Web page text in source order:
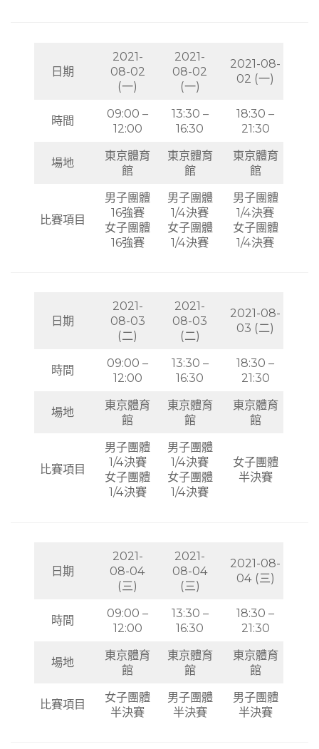
日期
2021-
08-02
(一)
2021-
08-02
(一)
2021-08-
02 (一)
時間
09:00 –
12:00
13:30 –
16:30
18:30 –
21:30
場地
東京體育
館
東京體育
館
東京體育
館
比賽項目
男子團體
16強賽
女子團體
16強賽
男子團體
1/4決賽
女子團體
1/4決賽
男子團體
1/4決賽
女子團體
1/4決賽
日期
2021-
08-03
(二)
2021-
08-03
(二)
2021-08-
03 (二)
時間
09:00 –
12:00
13:30 –
16:30
18:30 –
21:30
場地
東京體育
館
東京體育
館
東京體育
館
比賽項目
男子團體
1/4決賽
女子團體
1/4決賽
男子團體
1/4決賽
女子團體
1/4決賽
女子團體
半決賽
日期
2021-
08-04
(三)
2021-
08-04
(三)
2021-08-
04 (三)
時間
09:00 –
12:00
13:30 –
16:30
18:30 –
21:30
場地
東京體育
館
東京體育
館
東京體育
館
比賽項目
女子團體
半決賽
男子團體
半決賽
男子團體
半決賽